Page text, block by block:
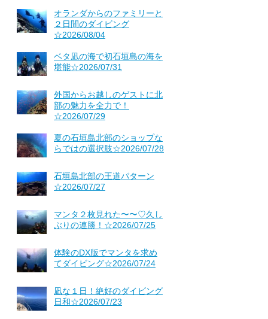
オランダからのファミリーと
２日間のダイビング
☆2026/08/04
ベタ凪の海で初石垣島の海を
堪能☆2026/07/31
外国からお越しのゲストに北
部の魅力を全力で！
☆2026/07/29
夏の石垣島北部のショップな
らではの選択肢☆2026/07/28
石垣島北部の王道パターン
☆2026/07/27
マンタ２枚見れた〜〜♡久し
ぶりの連勝！☆2026/07/25
体験のDX版でマンタを求め
てダイビング☆2026/07/24
凪な１日！絶好のダイビング
日和☆2026/07/23